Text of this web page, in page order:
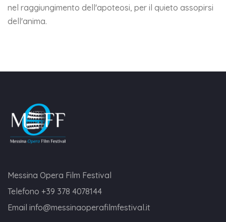
nel raggiungimento dell'apoteosi, per il quieto assopirsi
dell'anima.
Messina Opera Film Festival
Telefono +39 378 4078144
Email info@messinaoperafilmfestival.it